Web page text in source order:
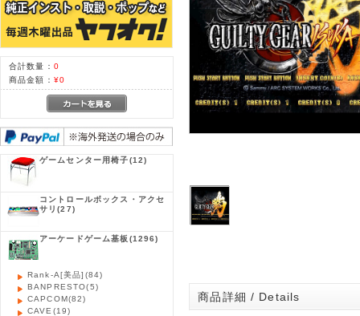
合計数量： 0
商品金額： ¥0
ゲームセンター用椅子(12)
コントロールボックス・アクセ
サリ(27)
アーケードゲーム基板 (1296)
Rank-A[美品] (84)
BANPRESTO(5)
CAPCOM(82)
CAVE (19)
商品詳細 / Details